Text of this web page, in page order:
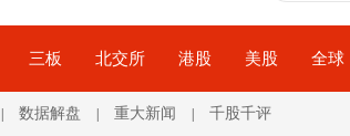
三板 北交所 港股 美股 全球
数据解盘 重大新闻 千股千评